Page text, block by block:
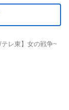
テレ東】女の戦争~